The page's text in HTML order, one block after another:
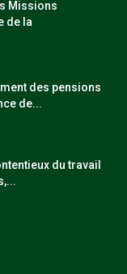
Missions
de la
des pensions
de...
du travail